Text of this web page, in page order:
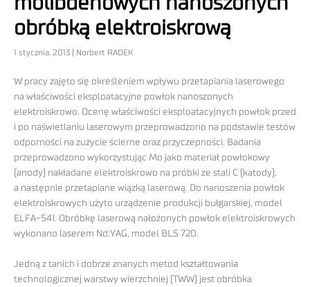
obróbką elektroiskrową
1 stycznia, 2013 | Norbert RADEK
W pracy zajęto się określeniem wpływu przetapiania laserowego
na właściwości eksploatacyjne powłok nanoszonych
elektroiskrowo. Ocenę właściwości eksploatacyjnych powłok przed
i po naświetlaniu laserowym przeprowadzono na podstawie testów
odporności na zużycie ścierne oraz przyczepności. Badania
przeprowadzono wykorzystując Mo jako materiał powłokowy
(anody) nakładane elektroiskrowo na próbki ze stali C (katody),
a następnie przetapiane wiązką laserową. Do nanoszenia powłok
elektroiskrowych użyto urządzenie produkcji bułgarskiej, model
ELFA-541. Obróbkę laserową nałożonych powłok elektroiskrowych
wykonano laserem Nd:YAG, model BLS 720.
Jedną z tanich i dobrze znanych metod kształtowania
technologicznej warstwy wierzchniej (TWW) jest obróbka